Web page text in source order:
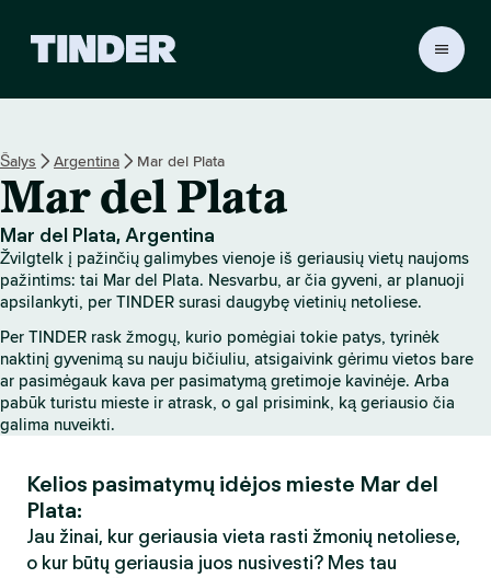
R
p
a
g
r
i
n
n
i
s
Šalys Argentina Mar del Plata
Mar del Plata
Mar del Plata, Argentina
Žvilgtelk į pažinčių galimybes vienoje iš geriausių vietų naujoms
pažintims: tai Mar del Plata. Nesvarbu, ar čia gyveni, ar planuoji
apsilankyti, per TINDER surasi daugybę vietinių netoliese.
Per TINDER rask žmogų, kurio pomėgiai tokie patys, tyrinėk
naktinį gyvenimą su nauju bičiuliu, atsigaivink gėrimu vietos bare
ar pasimėgauk kava per pasimatymą gretimoje kavinėje. Arba
pabūk turistu mieste ir atrask, o gal prisimink, ką geriausio čia
galima nuveikti.
Kelios pasimatymų idėjos mieste Mar del
Plata:
Jau žinai, kur geriausia vieta rasti žmonių netoliese,
o kur būtų geriausia juos nusivesti? Mes tau